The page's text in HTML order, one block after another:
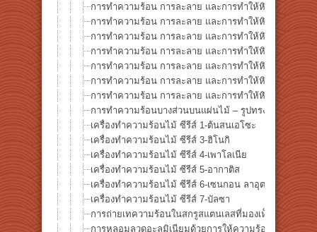
การทำความร้อน การละลาย และการทำให้หินกลายเป็น
การทำความร้อน การละลาย และการทำให้หินกลายเป็น
การทำความร้อน การละลาย และการทำให้หินกลายเป็นแ
การทำความร้อน การละลาย และการทำให้หินกลายเป็น
การทำความร้อน การละลาย และการทำให้หินกลายเป็น
การทำความร้อน การละลาย และการทำให้หินกลายเป็น
การทำความร้อน การละลาย และการทำให้หินกลายเป็นแ
การทำความร้อนบางส่วนบนแผ่นไม้ – รูปทรงดาว★
เครื่องทำความร้อนไม้ ซีรีส์ 1-ต้นสนเอโซะ
เครื่องทำความร้อนไม้ ซีรีส์ 3-ฮิโนกิ
เครื่องทำความร้อนไม้ ซีรีส์ 4-เพาโลเนีย
เครื่องทำความร้อนไม้ ซีรีส์ 5-อากาติส
เครื่องทำความร้อนไม้ ซีรีส์ 6-เซนกอน ลาอุต (Albizia
เครื่องทำความร้อนไม้ ซีรีส์ 7-บัลซา
การถ่ายเทความร้อนในสกรูสแตนเลสที่มองเห็นได้ด้วยค
การหลอมลวดอะลูมิเนียมด้วยการให้ความร้อนอินฟราเร